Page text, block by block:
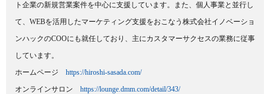
ト企業の新規営業案件を中心に支援しています。また、個人事業と並行し
て、WEBを活用したマーケティング支援をおこなう株式会社イノベーショ
ンハックのCOOにも就任しており、主にカスタマーサクセスの業務に従事
しています。
ホームページ https://hiroshi-sasada.com/
オンラインサロン https://lounge.dmm.com/detail/343/